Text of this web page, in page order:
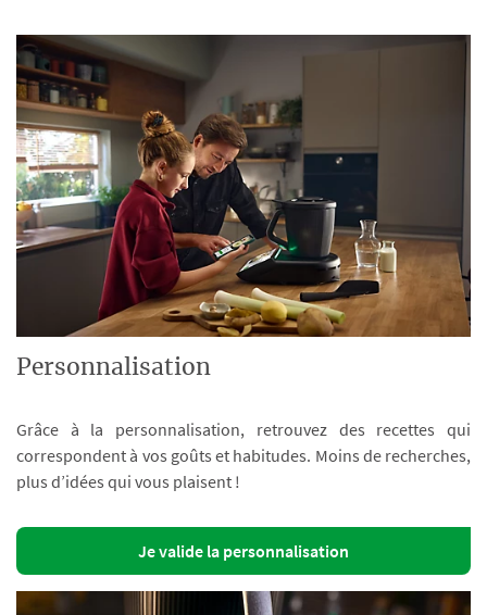
Personnalisation
Grâce à la personnalisation, retrouvez des recettes qui
correspondent à vos goûts et habitudes. Moins de recherches,
plus d’idées qui vous plaisent !
Je valide la personnalisation